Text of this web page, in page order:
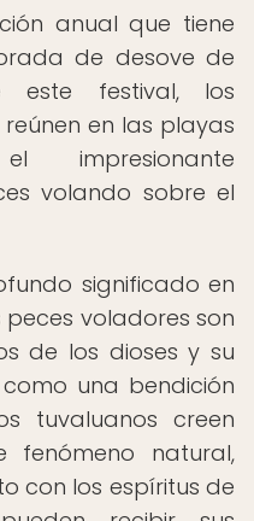
anual que tiene
de desove de
este festival, los
en las playas
impresionante
volando sobre el
significado en
voladores son
de los dioses y su
una bendición
tuvaluanos creen
fenómeno natural,
con los espíritus de